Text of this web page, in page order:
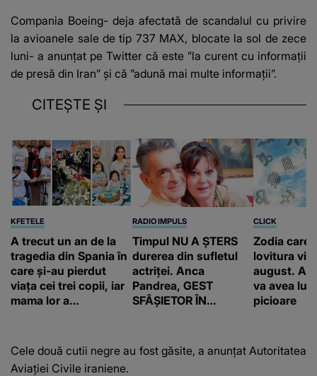
Compania Boeing- deja afectată de scandalul cu privire
la avioanele sale de tip 737 MAX, blocate la sol de zece
luni- a anunţat pe Twitter că este ”la curent cu informaţii
de presă din Iran” şi că ”adună mai multe informaţii”.
CITEȘTE ȘI
KFETELE
A trecut un an de la
tragedia din Spania în
care și-au pierdut
viața cei trei copii, iar
mama lor a…
RADIO IMPULS
Timpul NU A ȘTERS
durerea din sufletul
actriței. Anca
Pandrea, GEST
SFÂȘIETOR ÎN
copleșitor. Pe măsură
ce trece timpul
CLICK
Zodia care
lovitura
august.
va avea
picioare
Cele două cutii negre au fost găsite, a anunţat Autoritatea
Aviaţiei Civile iraniene.